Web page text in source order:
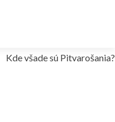
Kde všade sú Pitvarošania?